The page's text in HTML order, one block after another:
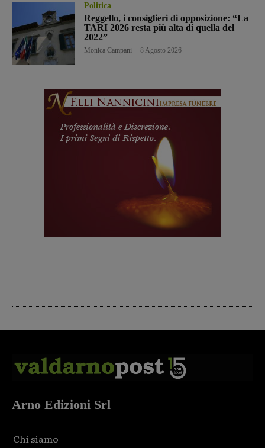
Politica
Reggello, i consiglieri di opposizione: “La
TARI 2026 resta più alta di quella del
2022”
Monica Campani 8 Agosto 2026
Arno Edizioni Srl
Chi siamo